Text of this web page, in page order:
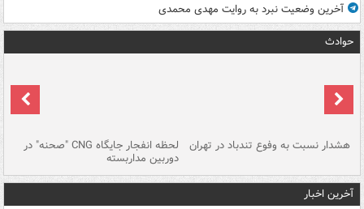
آخرین وضعیت نبرد به روایت مهدی محمدی
حوادث
هشدار نسبت به وفوع تندباد در تهران لحظه انفجار جایگاه CNG "صحنه" در
دوربین مداربسته
آخرین اخبار